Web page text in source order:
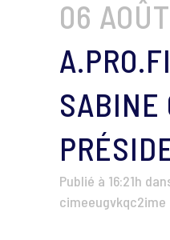
06 AOÛT
SABINE
Publié à 16:21h
cimeeugvkqc2ime